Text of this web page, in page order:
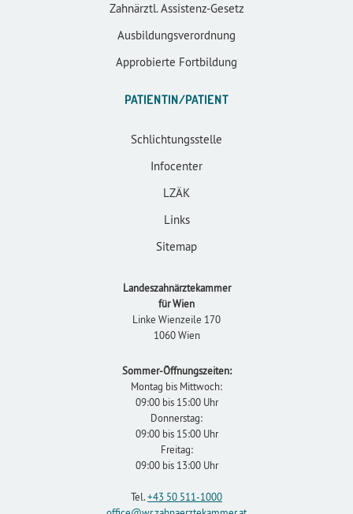
Zahnärztl. Assistenz-Gesetz
Ausbildungsverordnung
Approbierte Fortbildung
PATIENTIN/PATIENT
Schlichtungsstelle
Infocenter
LZÄK
Links
Sitemap
Landeszahnärztekammer
für Wien
Linke Wienzeile 170
1060 Wien
Sommer-Öffnungszeiten:
Montag bis Mittwoch:
09:00 bis 15:00 Uhr
Donnerstag:
09:00 bis 15:00 Uhr
Freitag:
09:00 bis 13:00 Uhr
Tel.+43 50 511-1000